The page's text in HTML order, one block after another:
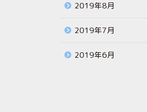
2019年8月
2019年7月
2019年6月